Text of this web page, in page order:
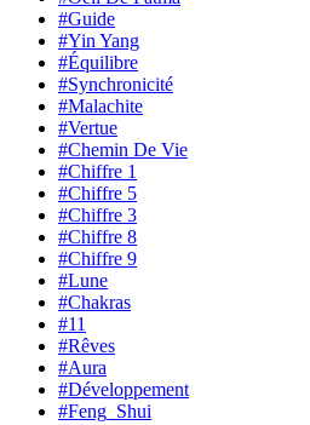
#Guide
#Yin Yang
#Équilibre
#Synchronicité
#Malachite
#Vertue
#Chemin De Vie
#Chiffre 1
#Chiffre 5
#Chiffre 3
#Chiffre 8
#Chiffre 9
#Lune
#Chakras
#11
#Rêves
#Aura
#Développement
#Feng_Shui